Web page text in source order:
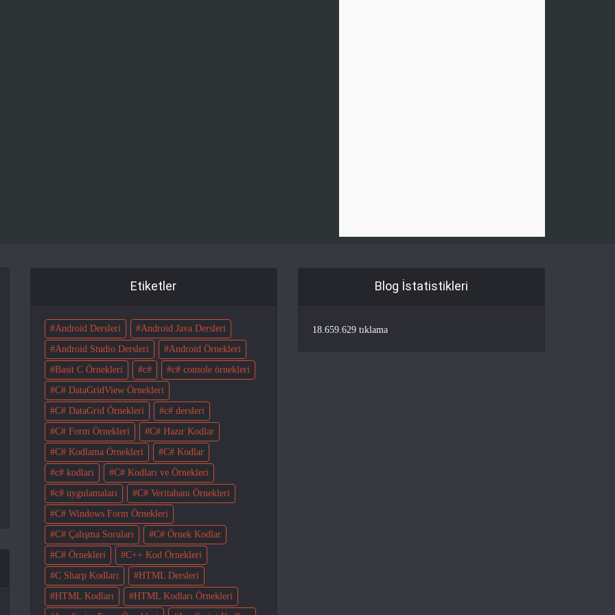
Etiketler
Android Dersleri
Android Java Dersleri
Android Studio Dersleri
Android Örnekleri
Basit C Örnekleri
c#
c# console örnekleri
C# DataGridView Örnekleri
C# DataGrid Örnekleri
c# dersleri
C# Form Örnekleri
C# Hazır Kodlar
C# Kodlama Örnekleri
C# Kodlar
c# kodları
C# Kodları ve Örnekleri
c# uygulamaları
C# Veritabanı Örnekleri
C# Windows Form Örnekleri
C# Çalışma Soruları
C# Örnek Kodlar
C# Örnekleri
C++ Kod Örnekleri
C Sharp Kodları
HTML Dersleri
HTML Kodları
HTML Kodları Örnekleri
Blog İstatistikleri
18.659.629 tıklama